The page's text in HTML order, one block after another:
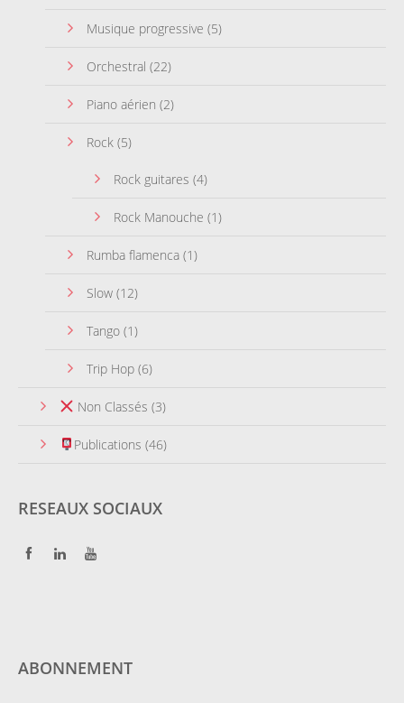
Musique progressive (5)
Orchestral (22)
Piano aérien (2)
Rock (5)
Rock guitares (4)
Rock Manouche (1)
Rumba flamenca (1)
Slow (12)
Tango (1)
Trip Hop (6)
Non Classés (3)
Publications (46)
RESEAUX SOCIAUX
ABONNEMENT